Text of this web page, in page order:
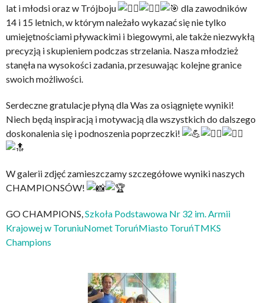
lat i młodsi oraz w Trójboju
dla zawodników
14 i 15 letnich, w którym należało wykazać się nie tylko
umiejętnościami pływackimi i biegowymi, ale także niezwykłą
precyzją i skupieniem podczas strzelania. Nasza młodzież
stanęła na wysokości zadania, przesuwając kolejne granice
swoich możliwości.
Serdeczne gratulacje płyną dla Was za osiągnięte wyniki!
Niech będą inspiracją i motywacją dla wszystkich do dalszego
doskonalenia się i podnoszenia poprzeczki!
W galerii zdjęć zamieszczamy szczegółowe wyniki naszych
CHAMPIONSÓW!
GO CHAMPIONS, Szkoła Podstawowa Nr 32 im. Armii
Krajowej w ToruniuNomet ToruńMiasto ToruńTMKS
Champions